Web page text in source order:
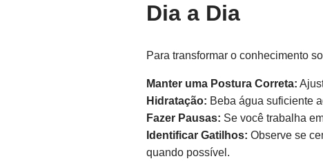
Dia a Dia
Para transformar o conhecimento
Manter uma Postura Correta:
Hidratação: Beba água suficiente
Fazer Pausas: Se você trabalha
Identificar Gatilhos: Observe se
quando possível.